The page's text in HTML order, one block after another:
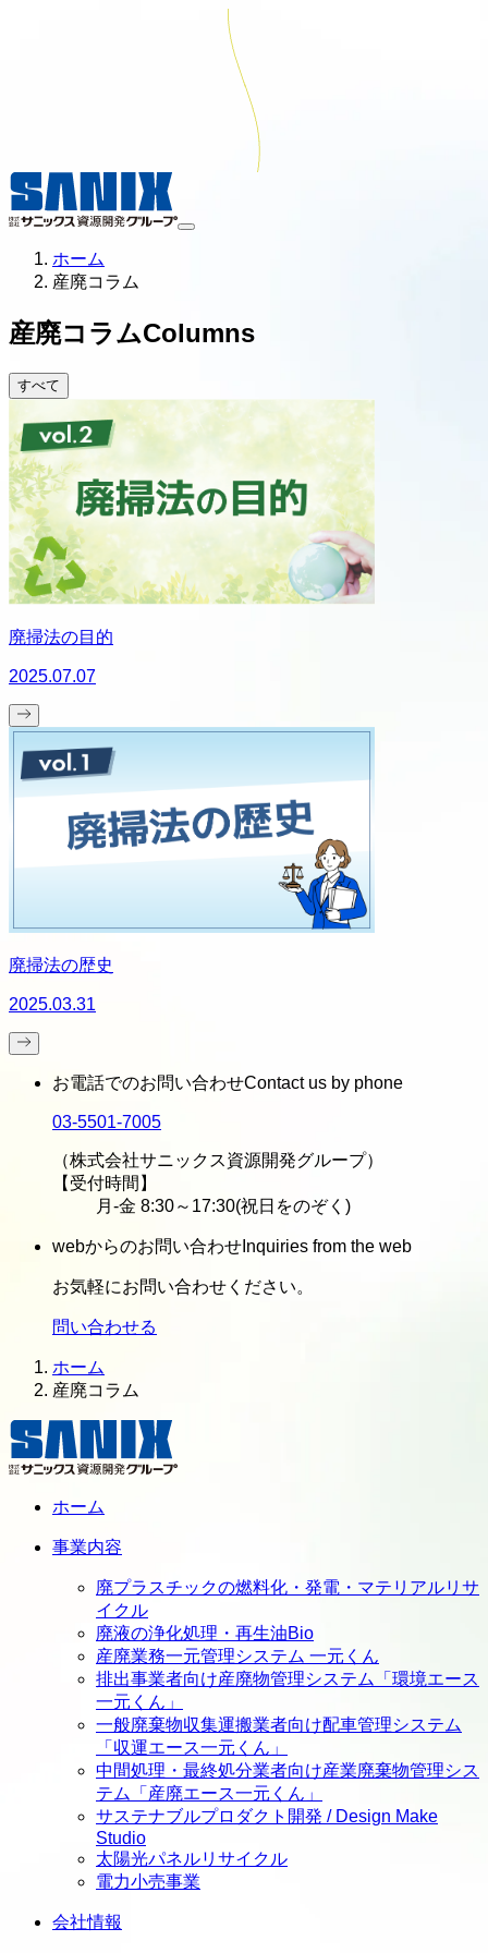
ホーム
産廃コラム
産廃コラムColumns
すべて
廃掃法の目的
2025.07.07
廃掃法の歴史
2025.03.31
お電話でのお問い合わせContact us by phone
03-5501-7005
（株式会社サニックス資源開発グループ）
【受付時間】
月-金 8:30～17:30(祝日をのぞく)
webからのお問い合わせ Inquiries from the web
お気軽にお問い合わせください。
問い合わせる
ホーム
産廃コラム
ホーム
事業内容
廃プラスチックの燃料化・発電・マテリアルリサ
イクル
廃液の浄化処理・再生油Bio
産廃業務一元管理システム 一元くん
排出事業者向け産廃物管理システム「環境エース
一元くん」
一般廃棄物収集運搬業者向け配車管理システム
「収運エース一元くん」
中間処理・最終処分業者向け産業廃棄物管理シス
テム「産廃エース一元くん」
サステナブルプロダクト開発 / Design Make
Studio
太陽光パネルリサイクル
電力小売事業
会社情報